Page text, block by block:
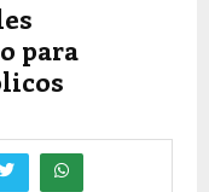
para